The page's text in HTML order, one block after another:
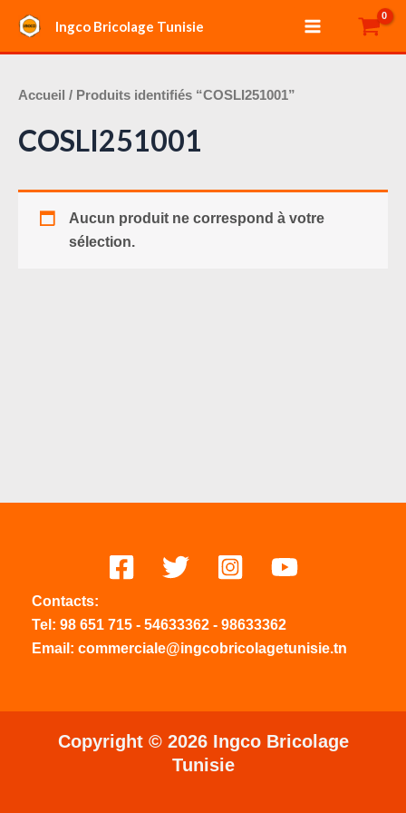
contenu
Ingco Bricolage Tunisie
Main
Menu
Accueil / Produits identifiés “COSLI251001”
COSLI251001
Aucun produit ne correspond à votre
sélection.
Contacts:
Tel: 98 651 715 - 54633362 - 98633362
Email: commerciale@ingcobricolagetunisie.tn
Copyright © 2026 Ingco Bricolage
Tunisie